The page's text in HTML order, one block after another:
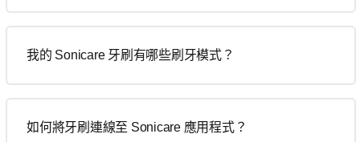
我的 Sonicare 牙刷有哪些刷牙模式？
如何將牙刷連線至 Sonicare 應用程式？